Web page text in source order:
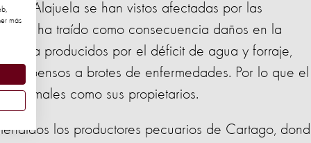
y Alajuela se han vistos afectadas por las
que ha traído como consecuencia daños en la
producidos por el déficit de agua y forraje,
propensos a brotes de enfermedades. Por lo que el
animales como sus propietarios.
los productores pecuarios de Cartago,
más